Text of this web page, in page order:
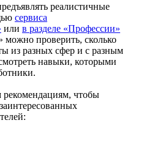
реалистичные
сервиса
или в разделе «Профессии»
можно проверить, сколько
из разных сфер и с разным
навыки, которыми
рекомендациям, чтобы